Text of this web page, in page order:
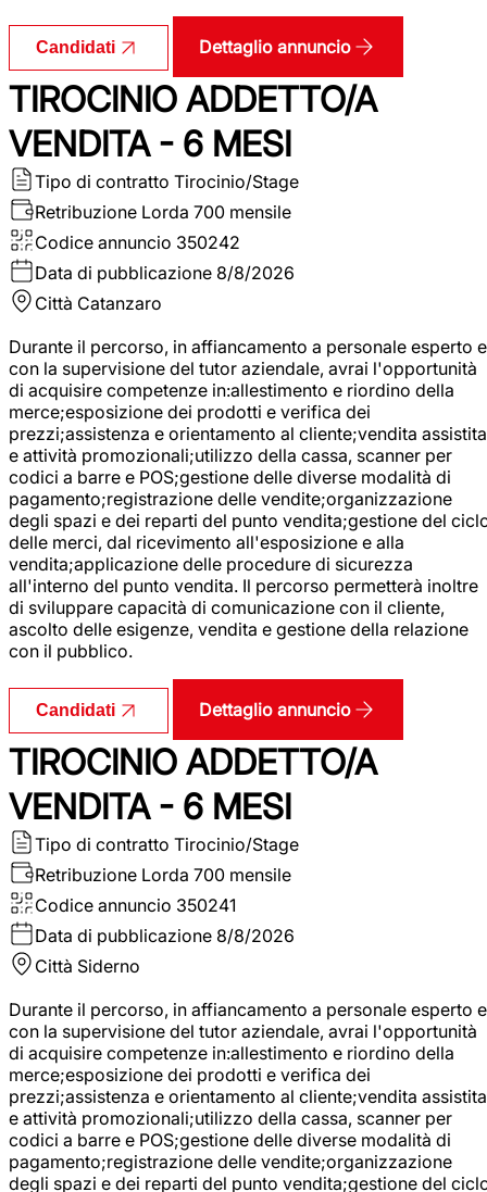
Candidati Dettaglio annuncio
TIROCINIO ADDETTO/A
VENDITA - 6 MESI
Tipo di contratto Tirocinio/Stage
Retribuzione Lorda 700 mensile
Codice annuncio 350242
Data di pubblicazione 8/8/2026
Città Catanzaro
Durante il percorso, in affiancamento a personale esperto e
con la supervisione del tutor aziendale, avrai l'opportunità
di acquisire competenze in:allestimento e riordino della
merce;esposizione dei prodotti e verifica dei
prezzi;assistenza e orientamento al cliente;vendita assistita
e attività promozionali;utilizzo della cassa, scanner per
codici a barre e POS;gestione delle diverse modalità di
pagamento;registrazione delle vendite;organizzazione
degli spazi e dei reparti del punto vendita;gestione del
delle merci, dal ricevimento all'esposizione e alla
vendita;applicazione delle procedure di sicurezza
all'interno del punto vendita. Il percorso permetterà inoltre
di sviluppare capacità di comunicazione con il cliente,
ascolto delle esigenze, vendita e gestione della relazione
con il pubblico.
Candidati Dettaglio annuncio
TIROCINIO ADDETTO/A
VENDITA - 6 MESI
Tipo di contratto Tirocinio/Stage
Retribuzione Lorda 700 mensile
Codice annuncio 350241
Data di pubblicazione 8/8/2026
Città Siderno
Durante il percorso, in affiancamento a personale esperto e
con la supervisione del tutor aziendale, avrai l'opportunità
di acquisire competenze in:allestimento e riordino della
merce;esposizione dei prodotti e verifica dei
prezzi;assistenza e orientamento al cliente;vendita assistita
e attività promozionali;utilizzo della cassa, scanner per
codici a barre e POS;gestione delle diverse modalità di
pagamento;registrazione delle vendite;organizzazione
degli spazi e dei reparti del punto vendita;gestione del